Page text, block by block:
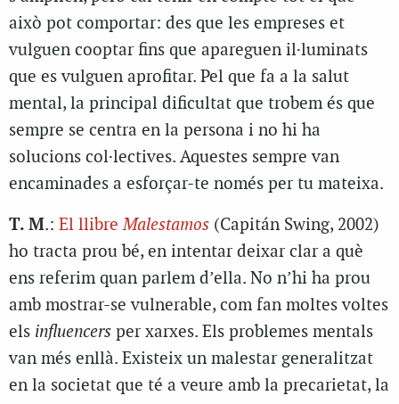
això pot comportar: des que les empreses et
vulguen cooptar fins que apareguen il·luminats
que es vulguen aprofitar. Pel que fa a la salut
mental, la principal dificultat que trobem és que
sempre se centra en la persona i no hi ha
solucions col·lectives. Aquestes sempre van
encaminades a esforçar-te només per tu mateixa.
T. M.: El llibreMalestamos (Capitán Swing, 2002)
ho tracta prou bé, en intentar deixar clar a què
ens referim quan parlem d’ella. No n’hi ha prou
amb mostrar-se vulnerable, com fan moltes voltes
els influencers per xarxes. Els problemes mentals
van més enllà. Existeix un malestar generalitzat
en la societat que té a veure amb la precarietat, la